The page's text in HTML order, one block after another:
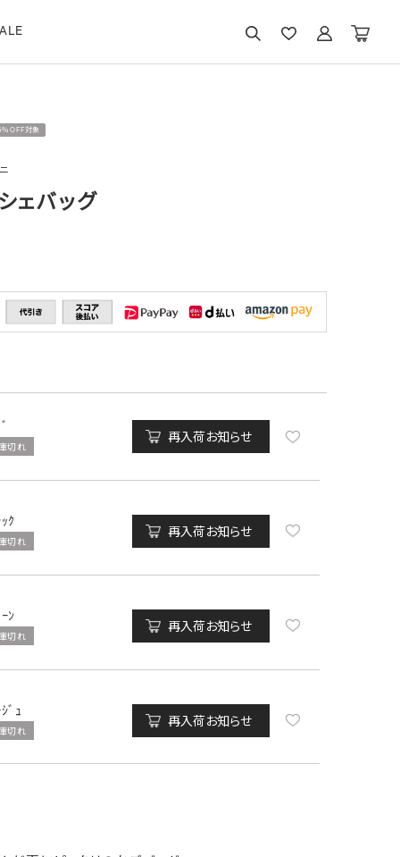
OFF対象
ェバッグ
切れ
再入荷お知らせ
ｸ
切れ
再入荷お知らせ
ﾝ
切れ
再入荷お知らせ
ﾞｭ
切れ
再入荷お知らせ